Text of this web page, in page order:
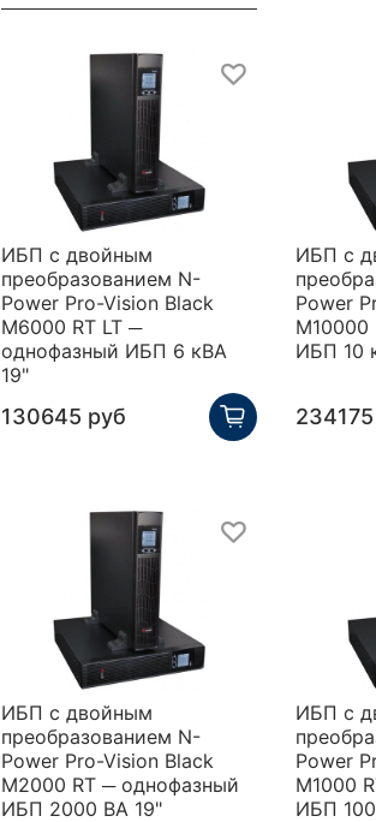
ИБП с двойным
преобразованием N-
Power Pro-Vision Black
M6000 RT LT ─
однофазный ИБП 6 кВА
19"
130645 руб
ИБП с
Power
ИБП 10
ИБП с двойным
преобразованием N-
Power Pro-Vision Black
M2000 RT ─ однофазный
ИБП 2000 ВА 19"
ИБП с
Power
M1000
ИБП